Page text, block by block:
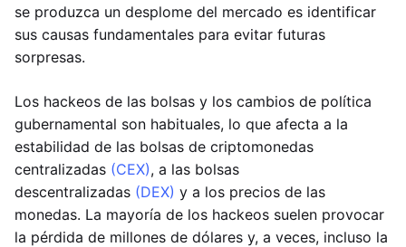
se produzca un desplome del mercado es identificar
sus causas fundamentales para evitar futuras
sorpresas.
Los hackeos de las bolsas y los cambios de política
gubernamental son habituales, lo que afecta a la
estabilidad de las bolsas de criptomonedas
centralizadas (CEX), a las bolsas
descentralizadas (DEX) y a los precios de las
monedas. La mayoría de los hackeos suelen provocar
la pérdida de millones de dólares y, a veces, incluso la